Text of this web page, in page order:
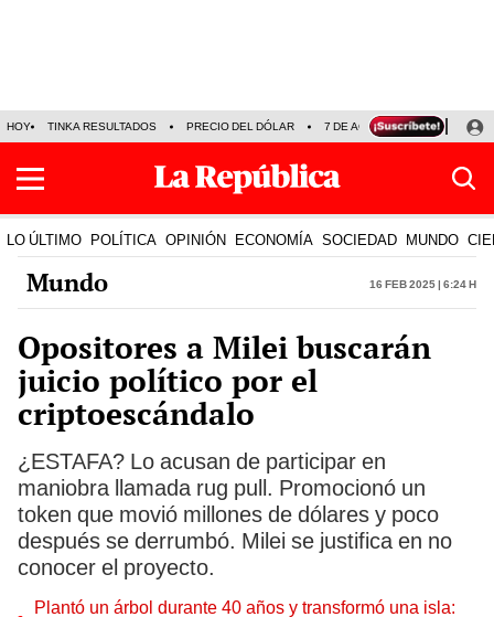
HOY TINKA RESULTADOS PRECIO DEL DÓLAR 7 DE AGOSTO OLLANTA
LO ÚLTIMO POLÍTICA OPINIÓN ECONOMÍA SOCIEDAD MUNDO
Mundo 16 Feb 2025 | 6:24 h
Opositores a Milei buscarán
juicio político por el
criptoescándalo
¿ESTAFA? Lo acusan de participar en
maniobra llamada rug pull. Promocionó un
token que movió millones de dólares y poco
después se derrumbó. Milei se justifica en no
conocer el proyecto.
Plantó un árbol durante 40 años y transformó una isla: